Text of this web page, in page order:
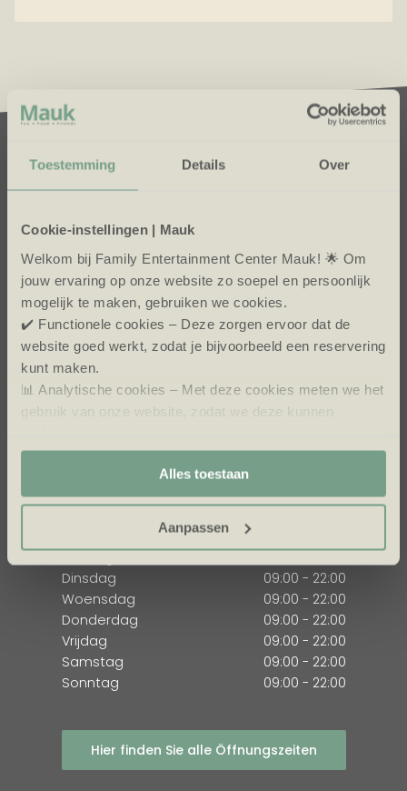
Toestemming Details Over
Cookie-instellingen | Mauk
Welkom bij Family Entertainment Center Mauk! 🌟 Om
jouw ervaring op onze website zo soepel en persoonlijk
mogelijk te maken, gebruiken we cookies.
✔️ Functionele cookies – Deze zorgen ervoor dat de
website goed werkt, zodat je bijvoorbeeld een reservering
kunt maken.
📊 Analytische cookies – Met deze cookies meten we het
🎯 Marketing cookies – Hiermee kunnen we jou relevante
aanbiedingen en advertenties laten zien.
Alles toestaan
Aanpassen
ÖFFNUNGSZEITEN
Entertainment Center Mauk
Dinsdag
09:00 - 22:00
Woensdag
09:00 - 22:00
Donderdag
09:00 - 22:00
Vrijdag
09:00 - 22:00
Samstag
09:00 - 22:00
Sonntag
09:00 - 22:00
Hier finden Sie alle Öffnungszeiten